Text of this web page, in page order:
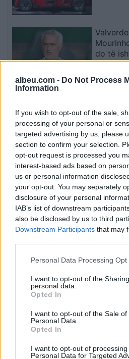
albeu.com - Do Not Process
Information
If you wish to opt-out of the sale,
processing of your personal or
targeted advertising by us, please
section to confirm your selection.
opt-out request is processed you
interest-based ads based on
us or personal information
your opt-out. You may separately
disclosure of your personal
IAB’s list of downstream
also be disclosed by us to third
Downstream Participants that may
Personal Data Processing Opt
I want to opt-out of the
personal data.
Opted In
I want to opt-out of the Sale of
Personal Data.
Opted In
I want to opt-out of processing
Personal Data for Targeted
do të
dhe
malit
Esim for USA|Esim for Italy|